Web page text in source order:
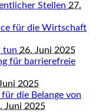
Stellen 27.
für die Wirtschaft
tun 26. Juni 2025
für barrierefreie
2025
die Belange von
Juni 2025